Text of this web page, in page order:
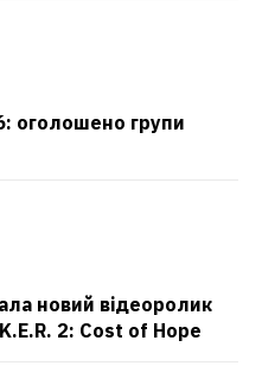
оголошено групи
новий відеоролик
2: Cost of Hope